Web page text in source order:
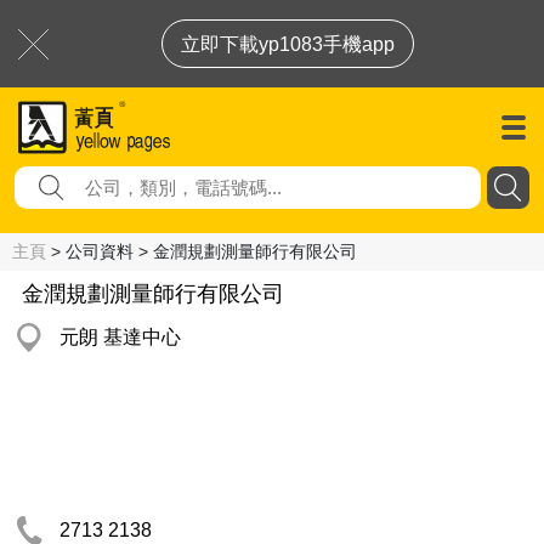
立即下載yp1083手機app
主頁 > 公司資料 > 金潤規劃測量師行有限公司
金潤規劃測量師行有限公司
元朗 基達中心
2713 2138